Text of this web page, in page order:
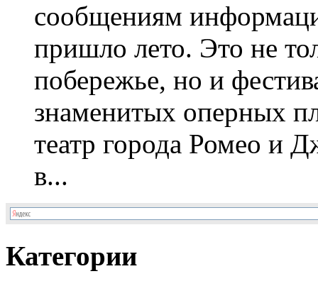
сообщениям
пришло лето. Это не
побережье, но и
знаменитых оперных
театр города Ромео и
в...
Категории